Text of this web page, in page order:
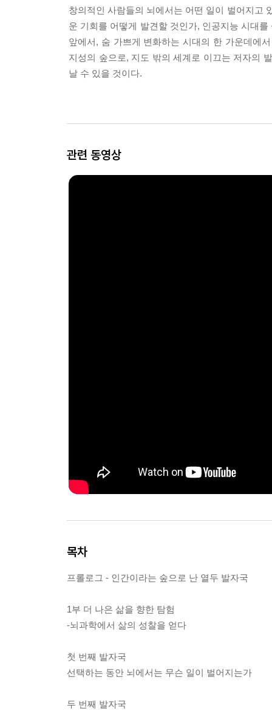
창의적인 사람들의 뇌에서는 어떤 일이 벌어지고
운 기회를 어떻게 발견할 것인가, 인공지능 시대
앞에서, 숨 가쁘게 변화하는 시대의 한 가운데에
지성의 숲으로, 지도 밖의 세계로 이끄는 저자의
날 수 있을 것이다.
관련 동영상
목차
프롤로그 - 인간이라는 숲으로 난 열두 발자국
1부 더 나은 삶을 향한 탐험
-뇌과학에서 삶의 성찰을 얻다
첫 번째 발자국
선택하는 동안 뇌에서는 무슨 일이 벌어지는가
두 번째 발자국